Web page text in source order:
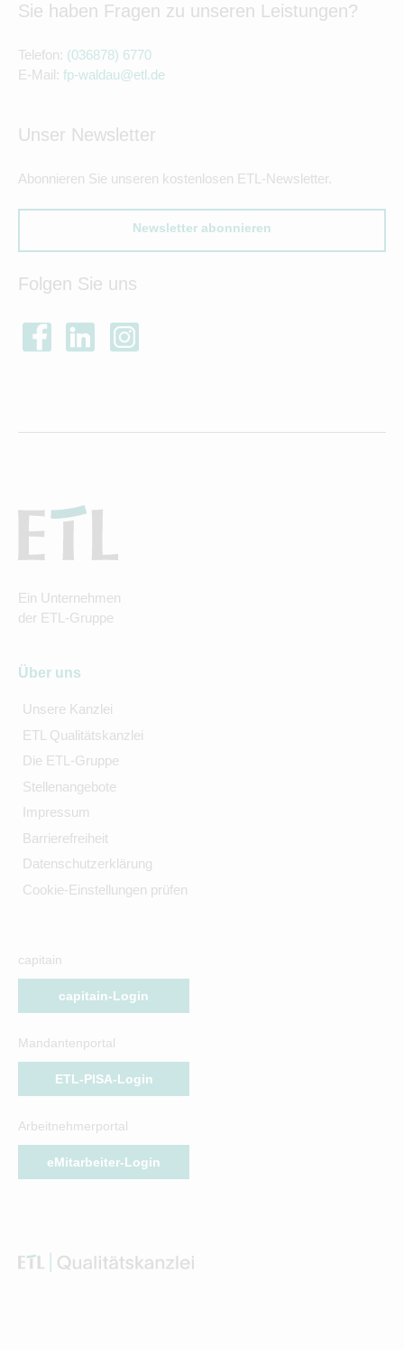
Sie haben Fragen zu unseren Leistungen?
Telefon: (036878) 6770
E-Mail: fp-waldau@etl.de
Unser Newsletter
Abonnieren Sie unseren kostenlosen ETL-Newsletter.
Newsletter abonnieren
Folgen Sie uns
Ein Unternehmen
der ETL-Gruppe
Über uns
Unsere Kanzlei
ETL Qualitätskanzlei
Die ETL-Gruppe
Stellenangebote
Impressum
Barrierefreiheit
Datenschutzerklärung
Cookie-Einstellungen prüfen
capitain
capitain-Login
Mandantenportal
ETL-PISA-Login
Arbeitnehmerportal
eMitarbeiter-Login